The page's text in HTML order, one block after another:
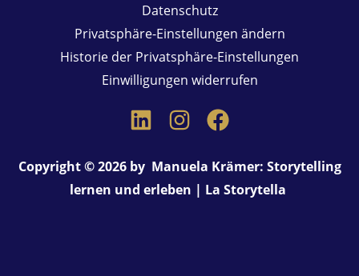
Datenschutz
Privatsphäre-Einstellungen ändern
Historie der Privatsphäre-Einstellungen
Einwilligungen widerrufen
Copyright © 2026 by Manuela Krämer: Storytelling
lernen und erleben | La Storytella